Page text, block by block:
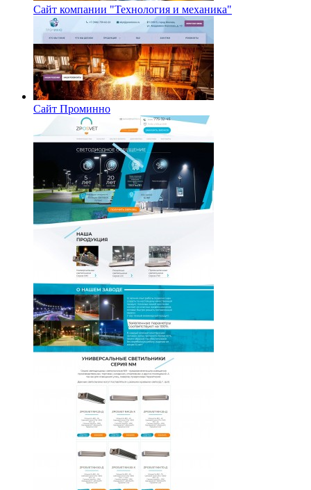
Сайт компании "Технология и механика"
Сайт Проминно